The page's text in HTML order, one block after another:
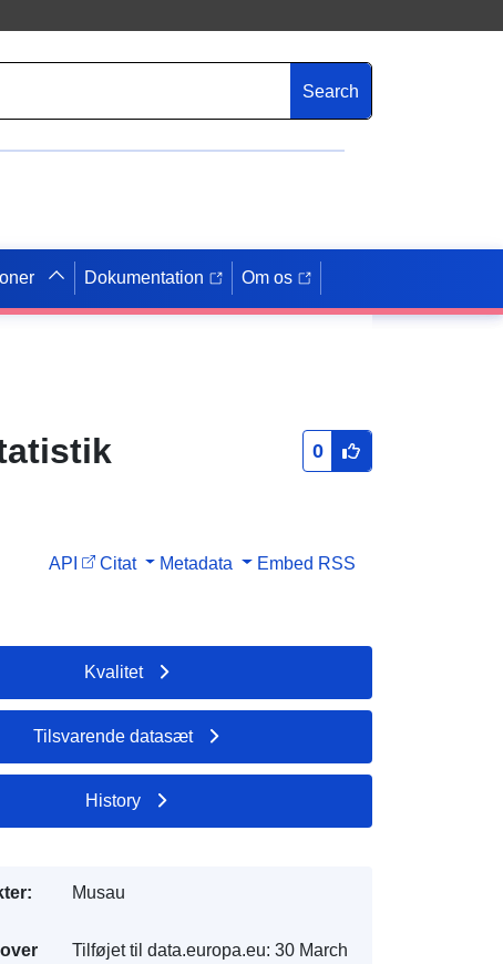
Search
Dokumentation Om os
0
API Citat Metadata Embed RSS
Kvalitet
Tilsvarende datasæt
History
Musau
Tilføjet til data.europa.eu: 30 March